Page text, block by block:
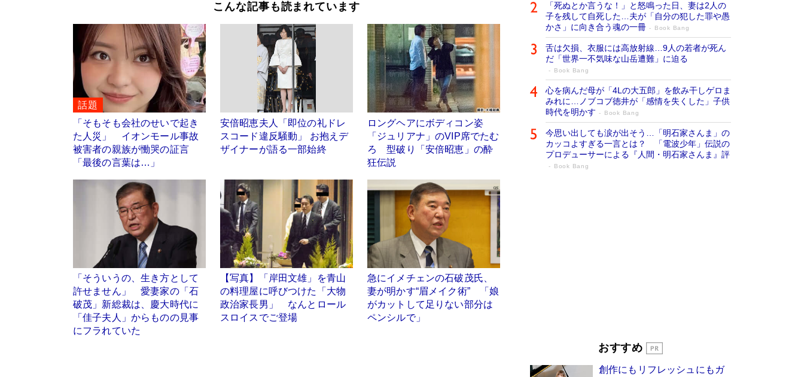
こんな記事も読まれています
話題
「そもそも会社のせいで起き
た人災」 イオンモール事故
被害者の親族が慟哭の証言
「最後の言葉は…」
安倍昭恵夫人「即位の礼ドレ
スコード違反騒動」 お抱えデ
ザイナーが語る一部始終
ロングヘアにボディコン姿
「ジュリアナ」のVIP席でたむ
ろ 型破り「安倍昭恵」の酔
狂伝説
「そういうの、生き方として
許せません」 愛妻家の「石
破茂」新総裁は、慶大時代に
「佳子夫人」からものの見事
にフラれていた
【写真】「岸田文雄」を青山
の料理屋に呼びつけた「大物
政治家長男」 なんとロール
スロイスでご登場
急にイメチェンの石破茂氏、
妻が明かす“眉メイク術” 「娘
がカットして足りない部分は
ペンシルで」
「死ぬとか言うな！」と怒鳴った日、妻は2人の
子を残して自死した…夫が「自分の犯した罪や愚
かさ」に向き合う魂の一冊
Book Bang
舌は欠損、衣服には高放射線…9人の若者が死ん
だ「世界一不気味な山岳遭難」に迫る
Book Bang
心を病んだ母が「4Lの大五郎」を飲み干しゲロま
みれに…ノブコブ徳井が「感情を失くした」子供
時代を明かす
Book Bang
今思い出しても涙が出そう…「明石家さんま」の
カッコよすぎる一言とは？ 「電波少年」伝説の
プロデューサーによる『人間・明石家さんま』評
Book Bang
開発への関心を押し上げた18年の物語に幕 特装
Book Bang
おすすめ
創作にもリフレッシュにもガ